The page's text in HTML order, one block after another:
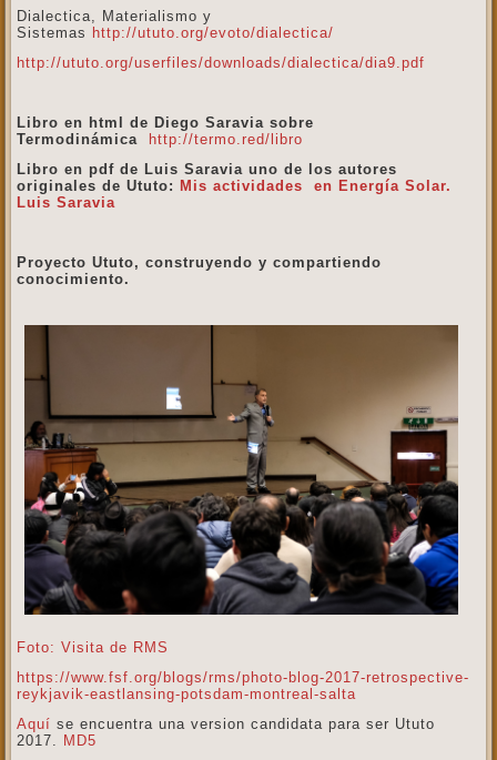
Dialectica, Materialismo y
Sistemas http://ututo.org/evoto/dialectica/
http://ututo.org/userfiles/downloads/dialectica/dia9.pdf
Libro en html de Diego Saravia sobre
Termodinámica
http://termo.red/libro
Libro en pdf de Luis Saravia uno de los autores
originales de Ututo: Mis actividades en Energía Solar.
Luis Saravia
Proyecto Ututo, construyendo y compartiendo
conocimiento.
Foto: Visita de RMS
https://www.fsf.org/blogs/rms/photo-blog-2017-retrospective-
reykjavik-eastlansing-potsdam-montreal-salta
Aquíse encuentra una version candidata para ser Ututo
2017.
MD5